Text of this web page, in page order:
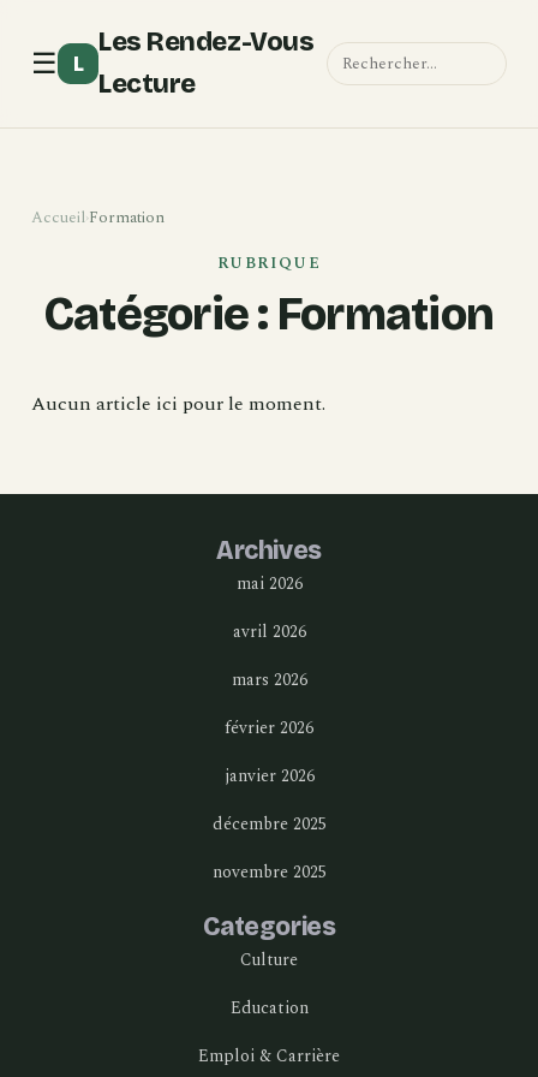
☰ L
Les Rendez-Vous
Lecture
Accueil›Formation
RUBRIQUE
Catégorie : Formation
Aucun article ici pour le moment.
Archives
mai 2026
avril 2026
mars 2026
février 2026
janvier 2026
décembre 2025
novembre 2025
Categories
Culture
Education
Emploi & Carrière